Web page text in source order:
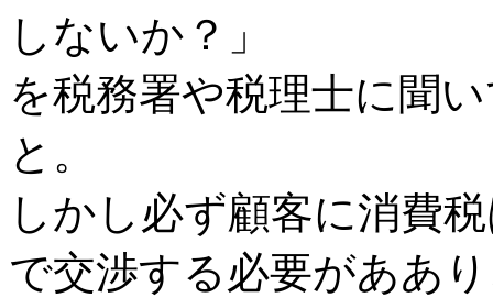
しないか？」
を税務署や税理士に聞
と。
しかし必ず顧客に消費
で交渉する必要がああ